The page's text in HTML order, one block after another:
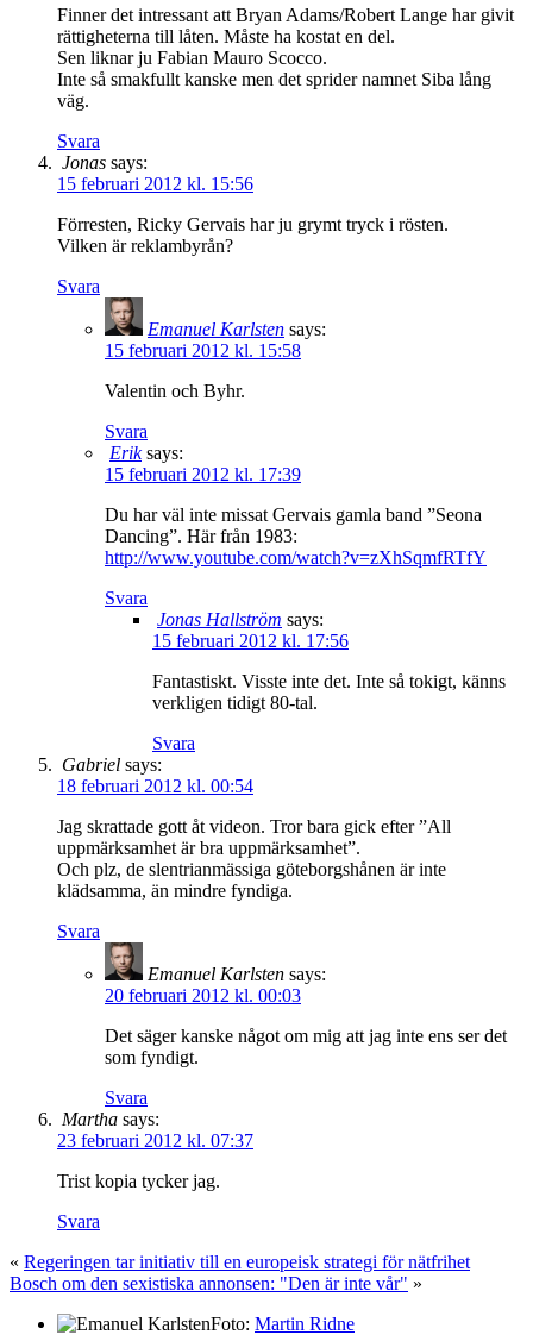
Finner det intressant att Bryan Adams/Robert Lange har givit
rättigheterna till låten. Måste ha kostat en del.
Sen liknar ju Fabian Mauro Scocco.
Inte så smakfullt kanske men det sprider namnet Siba lång
väg.
Svara
Jonas says:
15 februari 2012 kl. 15:56
Förresten, Ricky Gervais har ju grymt tryck i rösten.
Vilken är reklambyrån?
Svara
Emanuel Karlsten says:
15 februari 2012 kl. 15:58
Valentin och Byhr.
Svara
Erik says:
15 februari 2012 kl. 17:39
Du har väl inte missat Gervais gamla band ”Seona
Dancing”. Här från 1983:
http://www.youtube.com/watch?v=zXhSqmfRTfY
Svara
Jonas Hallström says:
15 februari 2012 kl. 17:56
Fantastiskt. Visste inte det. Inte så tokigt, känns
verkligen tidigt 80-tal.
Svara
Gabriel says:
18 februari 2012 kl. 00:54
Jag skrattade gott åt videon. Tror bara gick efter ”All
uppmärksamhet är bra uppmärksamhet”.
Och plz, de slentrianmässiga göteborgshånen är inte
klädsamma, än mindre fyndiga.
Svara
Emanuel Karlsten says:
20 februari 2012 kl. 00:03
Det säger kanske något om mig att jag inte ens ser det
som fyndigt.
Svara
Martha says:
23 februari 2012 kl. 07:37
Trist kopia tycker jag.
Svara
« Regeringen tar initiativ till en europeisk strategi för nätfrihet
Bosch om den sexistiska annonsen: "Den är inte vår" »
Foto: Martin Ridne